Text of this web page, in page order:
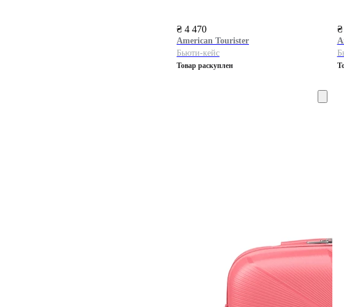
₴ 4 470
American Tourister
Бьюти-кейс
Товар раскуплен
₴